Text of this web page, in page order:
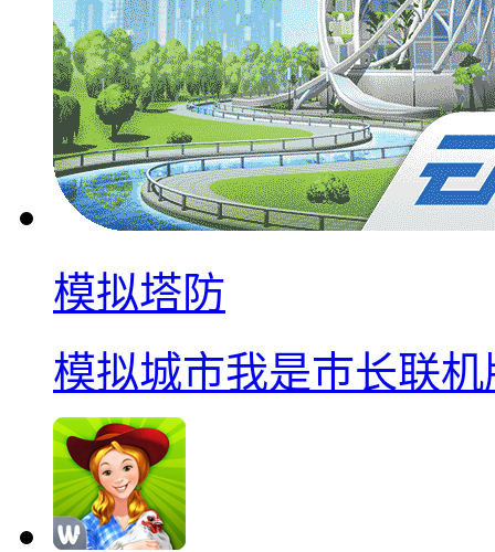
模拟塔防
模拟城市我是巿长联机